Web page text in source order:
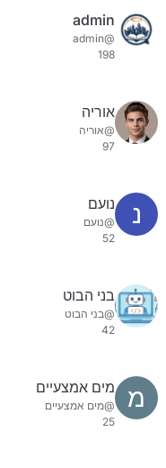
admin
@admin
198
אוריה
@אוריה
97
נ נועם
@נועם
52
בני הבוט
@בני הבוט
42
מ מים אמצעיים
@מים אמצעיים
25